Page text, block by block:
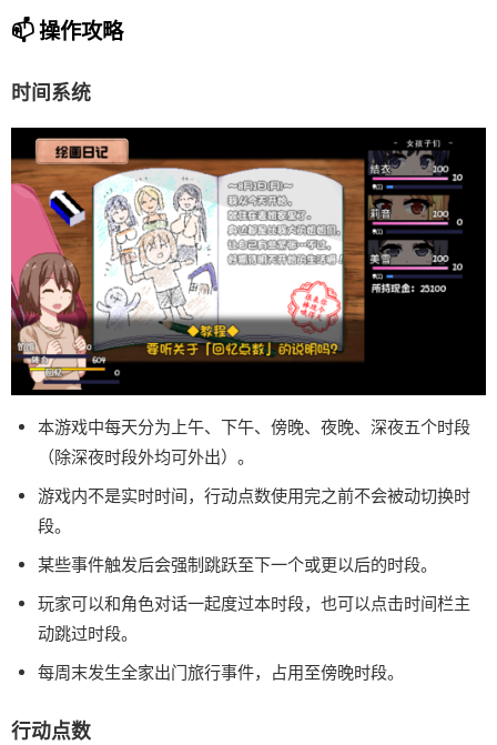
📫 操作攻略
时间系统
本游戏中每天分为上午、下午、傍晚、夜晚、深夜五个时段
（除深夜时段外均可外出）。
游戏内不是实时时间，行动点数使用完之前不会被动切换时
段。
某些事件触发后会强制跳跃至下一个或更以后的时段。
玩家可以和角色对话一起度过本时段，也可以点击时间栏主
动跳过时段。
每周末发生全家出门旅行事件，占用至傍晚时段。
行动点数